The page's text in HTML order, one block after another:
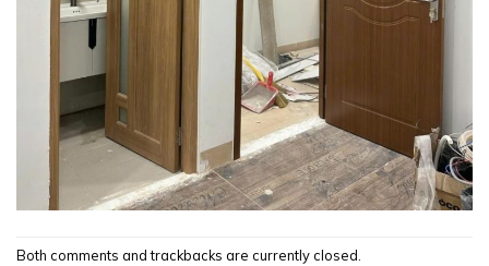
Both comments and trackbacks are currently closed.